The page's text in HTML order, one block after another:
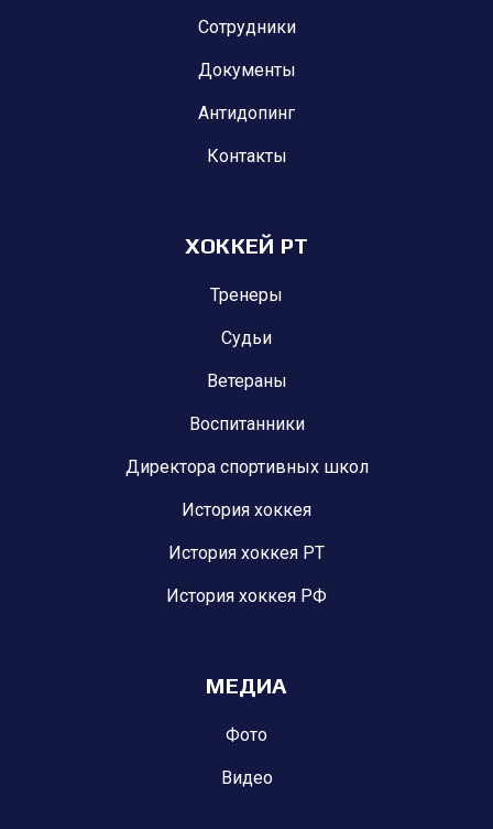
Сотрудники
Документы
Антидопинг
Контакты
ХОККЕЙ РТ
Тренеры
Судьи
Ветераны
Воспитанники
Директора спортивных школ
История хоккея
История хоккея РТ
История хоккея РФ
МЕДИА
Фото
Видео